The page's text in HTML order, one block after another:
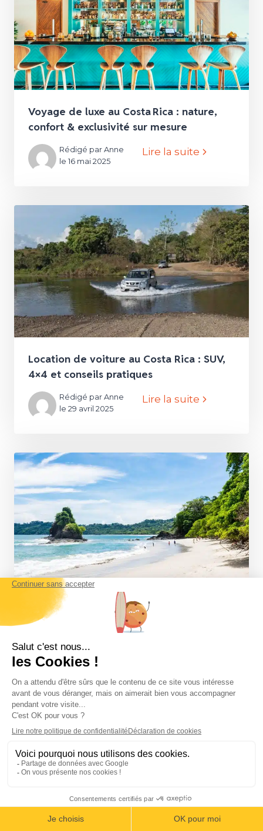
Voyage de luxe au Costa Rica : nature,
confort & exclusivité sur mesure
Rédigé par Anne
le 16 mai 2025
Lire la suite
Location de voiture au Costa Rica : SUV,
4×4 et conseils pratiques
Rédigé par Anne
le 29 avril 2025
Lire la suite
Les plus belles plages du Costa Rica, un
paradis à découvrir
Rédigé par Anne
le 14 avril 2025